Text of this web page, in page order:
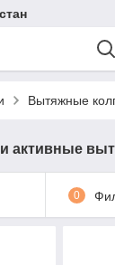
Вытяжные
активные
0